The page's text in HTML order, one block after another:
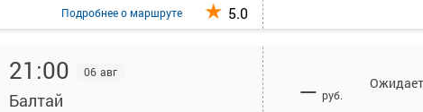
Подробнеео маршруте 5.0
21:00 06 авг
Балтай — руб.